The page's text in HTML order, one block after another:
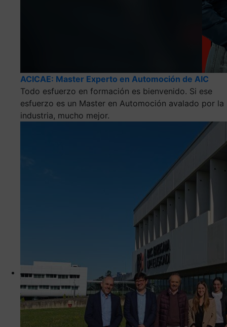
ACICAE: Master Experto en Automoción de AIC
Todo esfuerzo en formación es bienvenido. Si ese
esfuerzo es un Master en Automoción avalado por la
industria, mucho mejor.